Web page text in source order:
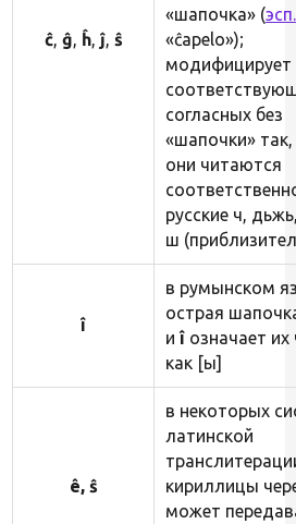
ĉ, ĝ, ĥ, ĵ, ŝ
«шапочка» (эсп.
«ĉapelo»);
модифицирует
согласных без
«шапочки»
они читаются
русские ч,
ш
î
в румынском
острая
и î означает их
как [ы]
ê, ŝ
в некоторых
латинской
кириллицы
может